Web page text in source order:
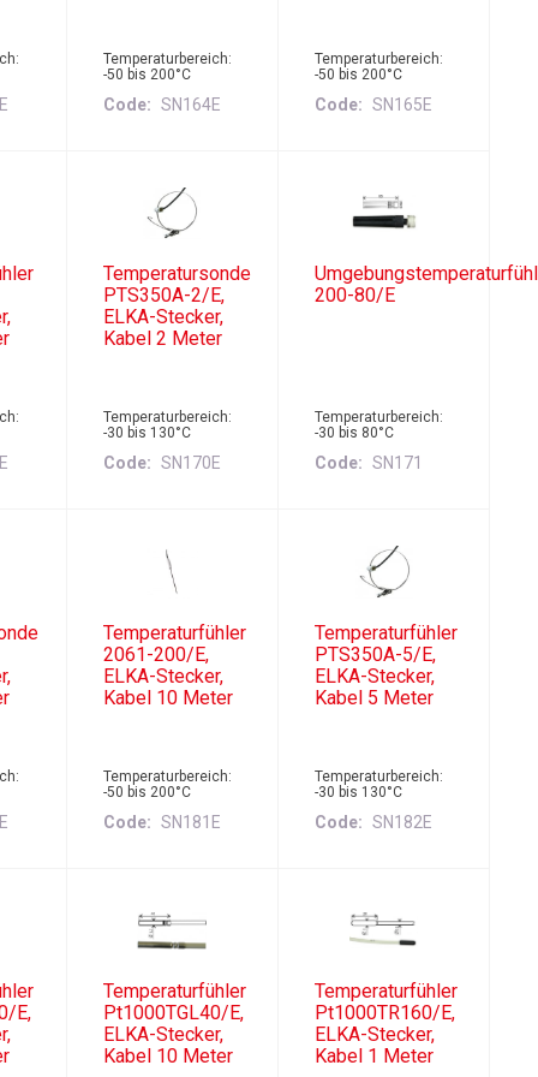
Temperaturbereich:
-50 bis 200°C
Code SN164E
Temperaturbereich:
-50 bis 200°C
Code SN165E
Temperatursonde
PTS350A-2/E,
ELKA-Stecker,
Kabel 2 Meter
Temperaturbereich:
-30 bis 130°C
Code SN170E
200-80/E
Temperaturbereich:
-30 bis 80°C
Code SN171
Temperaturfühler
2061-200/E,
ELKA-Stecker,
Kabel 10 Meter
Temperaturbereich:
-50 bis 200°C
Code SN181E
Temperaturfühler
PTS350A-5/E,
ELKA-Stecker,
Kabel 5 Meter
Temperaturbereich:
-30 bis 130°C
Code SN182E
E,
Temperaturfühler
Pt1000TGL40/E,
ELKA-Stecker,
Kabel 10 Meter
Temperaturfühler
Pt1000TR160/E,
ELKA-Stecker,
Kabel 1 Meter